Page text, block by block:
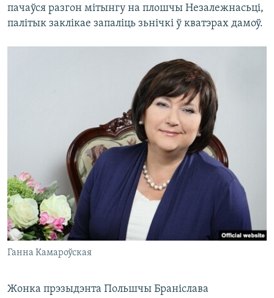
пачаўся разгон мітынгу на плошчы Незалежнасьці,
палітык заклікае запаліць зьнічкі ў кватэрах дамоў.
Ганна Камароўская
Жонка прэзыдэнта Польшчы Браніслава